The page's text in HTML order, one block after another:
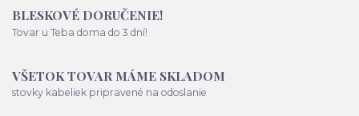
BLESKOVÉ DORUČENIE!
Tovar u Teba doma do 3 dní!
VŠETOK TOVAR MÁME SKLADOM
stovky kabeliek pripravené na odoslanie